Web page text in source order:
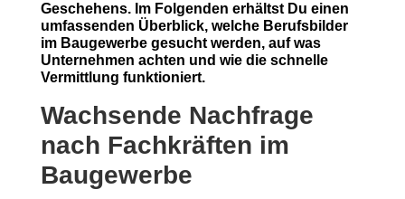
Geschehens. Im Folgenden erhältst Du einen
umfassenden Überblick, welche Berufsbilder
im Baugewerbe gesucht werden, auf was
Unternehmen achten und wie die schnelle
Vermittlung funktioniert.
Wachsende Nachfrage
nach Fachkräften im
Baugewerbe